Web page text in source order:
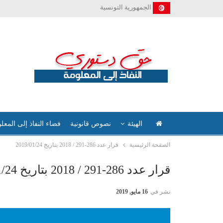
الجمهورية التونسية
الهيئة نصوص قانونية فضاء النفاذ إلى
الصفحة الرئيسية قرار عدد 286-291 / 2018 بتاريخ 2019/01/24
قرار عدد 286-291 / 2018 بتاريخ 2019/01/24
نشر في 16 مايو, 2019